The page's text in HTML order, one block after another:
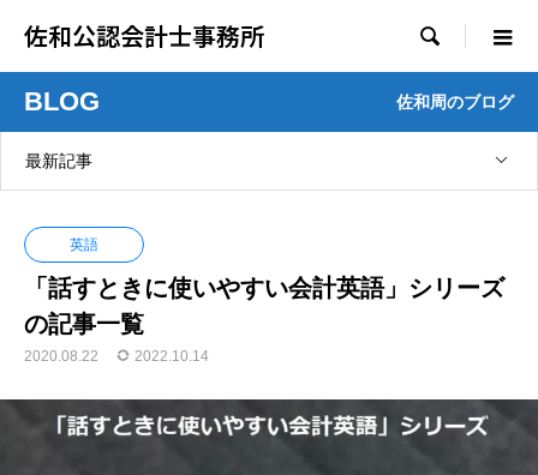
佐和公認会計士事務所 
BLOG 佐和周のブログ
最新記事
英語
「話すときに使いやすい会計英語」シリーズ
の記事一覧
2020.08.22 2022.10.14